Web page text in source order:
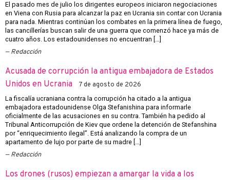
El pasado mes de julio los dirigentes europeos iniciaron negociaciones
en Viena con Rusia para alcanzar la paz en Ucrania sin contar con Ucrania
para nada. Mientras continúan los combates en la primera línea de fuego,
las cancillerías buscan salir de una guerra que comenzó hace ya más de
cuatro años. Los estadounidenses no encuentran […]
Redacción
Acusada de corrupción la antigua embajadora de Estados
Unidos en Ucrania
7 de agosto de 2026
La fiscalía ucraniana contra la corrupción ha citado a la antigua
embajadora estadounidense Olga Stefanishina para informarle
oficialmente de las acusaciones en su contra. También ha pedido al
Tribunal Anticorrupción de Kiev que ordene la detención de Stefanshina
por “enriquecimiento ilegal”. Está analizando la compra de un
apartamento de lujo por parte de su madre […]
Redacción
Los drones (rusos) empiezan a amargar la vida a los